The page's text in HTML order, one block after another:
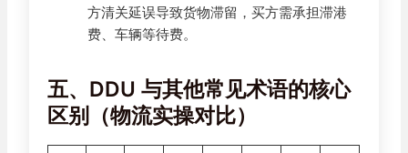
方清关延误导致货物滞留，买方需承担滞港
费、车辆等待费。
五、DDU 与其他常见术语的核心
区别（物流实操对比）